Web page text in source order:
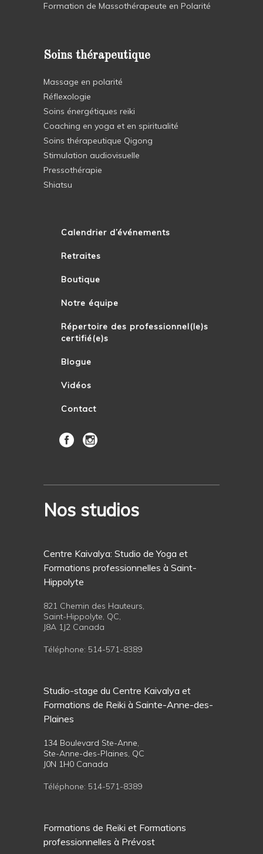
Formation de Massothérapeute en Polarité
Soins thérapeutique
Massage en polarité
Réflexologie
Soins énergétiques reiki
Coaching en yoga et en spiritualité
Soins thérapeutique Qigong
Stimulation audiovisuelle
Pressothérapie
Shiatsu
Calendrier d’événements
Retraites
Boutique
Notre équipe
Répertoire des professionnel(le)s
certifié(e)s
Blogue
Vidéos
Contact
Nos studios
Centre Kaivalya: Studio de Yoga et
Formations professionnelles à Saint-
Hippolyte
821 Chemin des Hauteurs,
Saint-Hippolyte, QC,
J8A 1J2 Canada
Téléphone: 514-571-8389
Studio-stage du Centre Kaivalya et
Formations de Reiki à Sainte-Anne-des-
Plaines
134 Boulevard Ste-Anne,
Ste-Anne-des-Plaines, QC
J0N 1H0 Canada
Téléphone: 514-571-8389
Formations de Reiki et Formations
professionnelles à Prévost